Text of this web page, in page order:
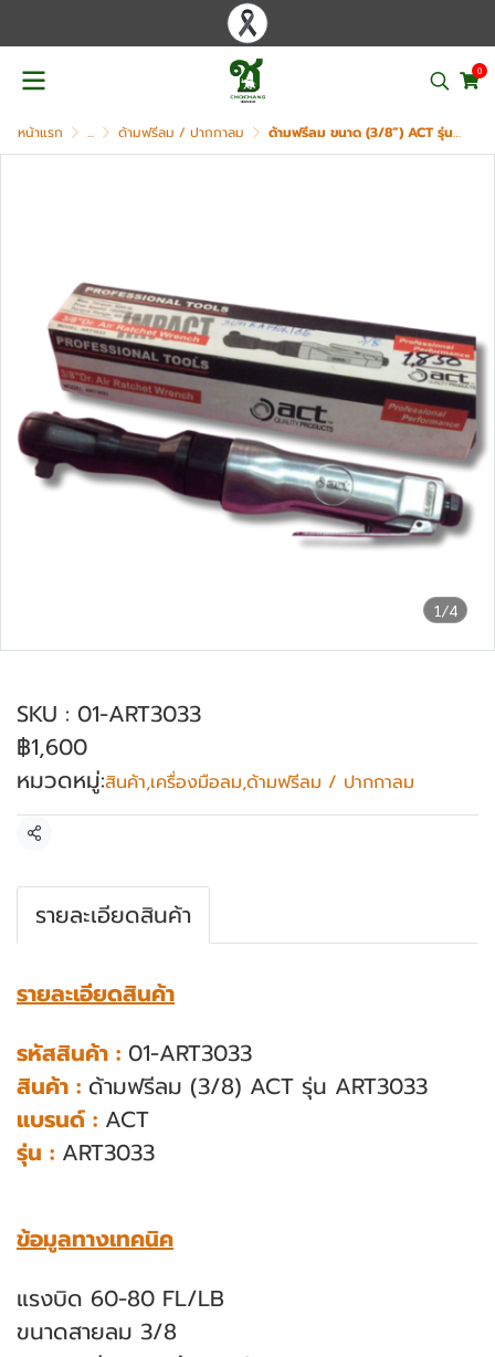
0
หน้าแรก ... ด้ามฟรีลม / ปากกาลม ด้ามฟรีลม ขนาด (3/8”) ACT รุ่น ART3033
1/4
SKU : 01-ART3033
฿1,600
หมวดหมู่:สินค้า,เครื่องมือลม,ด้ามฟรีลม / ปากกาลม
แชร์
รายละเอียดสินค้า
รายละเอียดสินค้า
รหัสสินค้า : 01-ART3033
สินค้า : ด้ามฟรีลม (3/8) ACT รุ่น ART3033
แบรนด์ : ACT
รุ่น : ART3033
ข้อมูลทางเทคนิค
แรงบิด 60-80 FL/LB
ขนาดสายลม 3/8